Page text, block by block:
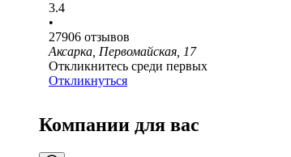
3.4
•
27906 отзывов
Аксарка, Первомайская, 17
Откликнитесь среди первых
Откликнуться
Компании для вас